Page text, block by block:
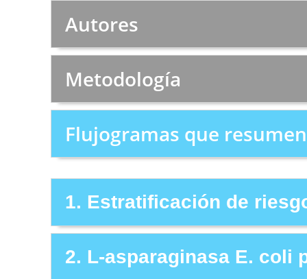
Autores
Metodología
Flujogramas que
1. Estratificación de
2. L-asparaginasa E. coli